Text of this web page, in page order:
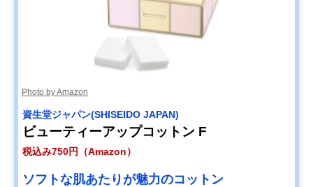
Photo by Amazon
資生堂ジャパン(SHISEIDO JAPAN)
ビューティーアップコットン F
税込み750円（Amazon）
ソフトな肌あたりが魅力のコットン